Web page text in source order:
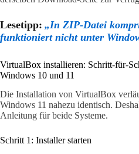
Lesetipp: „In ZIP-Datei
funktioniert nicht unter
VirtualBox installieren: Schritt-für-
Windows 10 und 11
Die Installation von VirtualBox
Windows 11 nahezu identisch.
Anleitung für beide Systeme.
Schritt 1: Installer starten